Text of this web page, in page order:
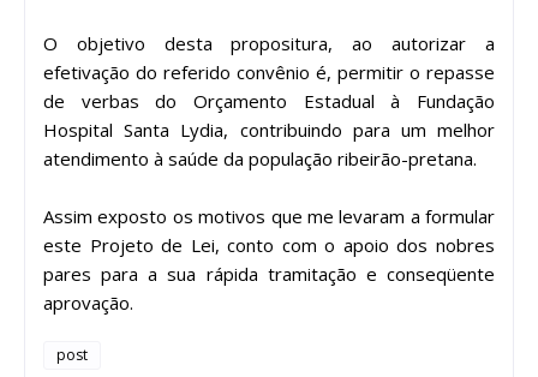
O objetivo desta propositura, ao autorizar a
efetivação do referido convênio é, permitir o repasse
de verbas do Orçamento Estadual à Fundação
Hospital Santa Lydia, contribuindo para um melhor
atendimento à saúde da população ribeirão-pretana.
Assim exposto os motivos que me levaram a formular
este Projeto de Lei, conto com o apoio dos nobres
pares para a sua rápida tramitação e conseqüente
aprovação.
post